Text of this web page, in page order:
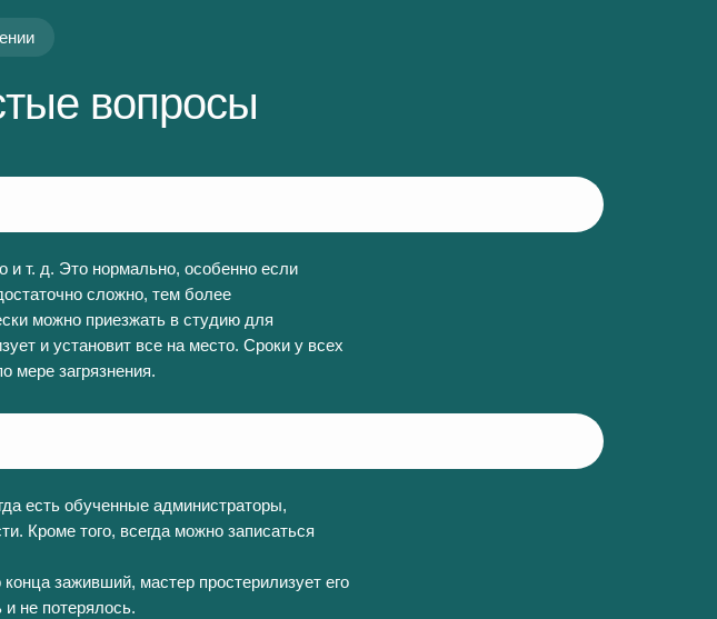
вопросы
и т. д. Это нормально, особенно если
сложно, тем более
можно приезжать в студию для
и установит все на место. Сроки у всех
мере загрязнения.
есть обученные администраторы,
Кроме того, всегда можно записаться
заживший, мастер простерилизует его
и не потерялось.